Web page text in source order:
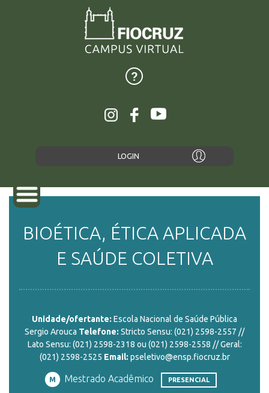
LOGIN
CURSOS
BIOÉTICA, ÉTICA APLICADA
E SAÚDE COLETIVA
Unidade/ofertante: Escola Nacional de Saúde Pública
Sergio Arouca Telefone: Stricto Sensu: (021) 2598-2557 //
Lato Sensu: (021) 2598-2318 ou (021) 2598-2558 // Geral:
(021) 2598-2525 Email: pseletivo@ensp.fiocruz.br
M Mestrado Acadêmico PRESENCIAL